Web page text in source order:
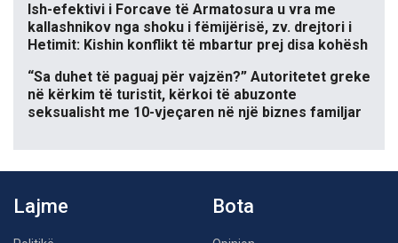
Ish-efektivi i Forcave të Armatosura u vra me
kallashnikov nga shoku i fëmijërisë, zv. drejtori i
Hetimit: Kishin konflikt të mbartur prej disa kohësh
“Sa duhet të paguaj për vajzën?” Autoritetet greke
në kërkim të turistit, kërkoi të abuzonte
seksualisht me 10-vjeçaren në një biznes familjar
Lajme Bota